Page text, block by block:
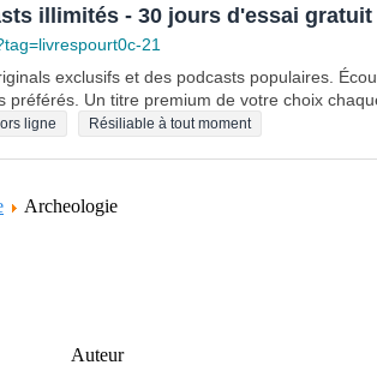
illimités - 30 jours d'essai gratuit
21
exclusifs et des podcasts populaires.
Un titre premium de votre choix
ligne Résiliable à tout moment
Archeologie
Auteur